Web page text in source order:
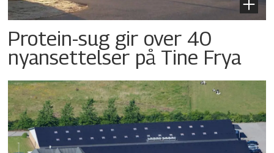
Protein-sug gir over 40
nyansettelser på Tine Frya